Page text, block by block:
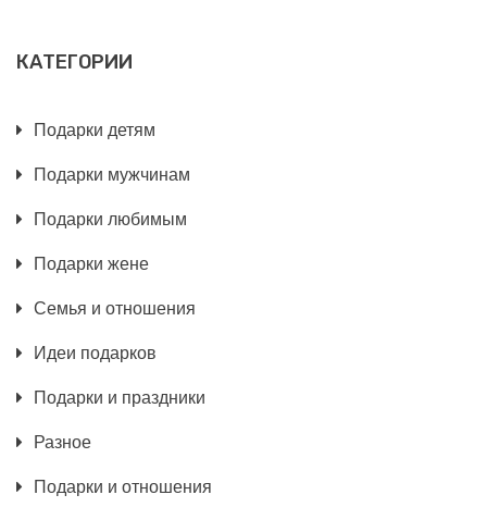
КАТЕГОРИИ
Подарки детям
Подарки мужчинам
Подарки любимым
Подарки жене
Семья и отношения
Идеи подарков
Подарки и праздники
Разное
Подарки и отношения